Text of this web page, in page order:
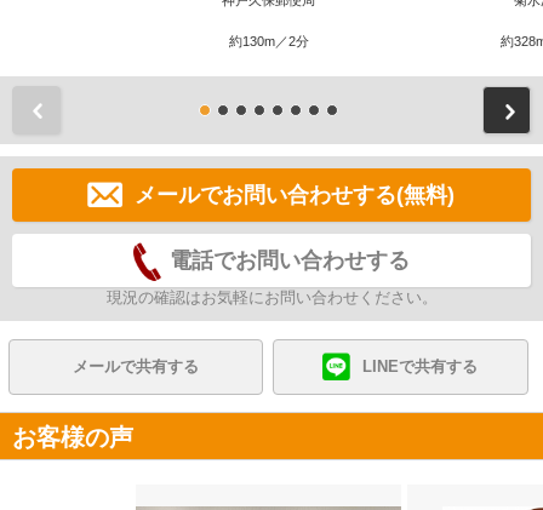
約130m／2分 約
メールでお問い合わせする(無料)
電話でお問い合わせする
現況の確認はお気軽にお問い合わせください。
メールで共有する LINEで共有する
お客様の声